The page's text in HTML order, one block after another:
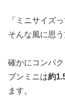
「ミニサイズ
そんな風に思
確かにコンパ
ブンミニは約
ます。